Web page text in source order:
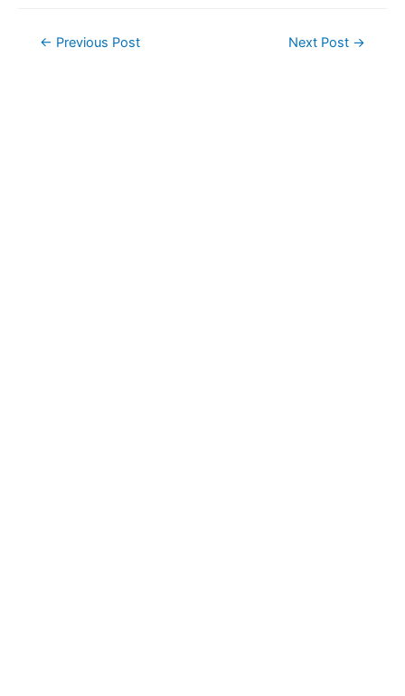
Post← Previous Post Next Post →